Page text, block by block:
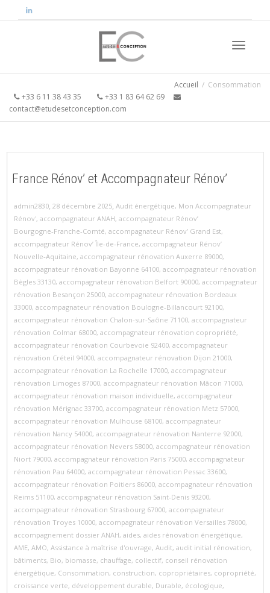
Accueil
Consommation
+33 6 11 38 43 35
+33 1 83 64 62 69
contact@etudesetconception.com
France Rénov’ et Accompagnateur Rénov’
admin2830, 28 décembre 2025, Audit énergétique, Mon Accompagnateur
Rénov', accompagnateur ANAH, accompagnateur Rénov’
Bourgogne‑Franche‑Comté, accompagnateur Rénov’ Grand Est,
accompagnateur Rénov’ Île‑de‑France, accompagnateur Rénov’
Nouvelle‑Aquitaine, accompagnateur rénovation Auxerre 89000,
accompagnateur rénovation Bayonne 64100, accompagnateur rénovation
Bègles 33130, accompagnateur rénovation Belfort 90000, accompagnateur
rénovation Besançon 25000, accompagnateur rénovation Bordeaux
33000, accompagnateur rénovation Boulogne‑Billancourt 92100,
accompagnateur rénovation Chalon‑sur‑Saône 71100, accompagnateur
rénovation Colmar 68000, accompagnateur rénovation copropriété,
accompagnateur rénovation Courbevoie 92400, accompagnateur
rénovation Créteil 94000, accompagnateur rénovation Dijon 21000,
accompagnateur rénovation La Rochelle 17000, accompagnateur
rénovation Limoges 87000, accompagnateur rénovation Mâcon 71000,
accompagnateur rénovation maison individuelle, accompagnateur
rénovation Mérignac 33700, accompagnateur rénovation Metz 57000,
accompagnateur rénovation Mulhouse 68100, accompagnateur
rénovation Nancy 54000, accompagnateur rénovation Nanterre 92000,
accompagnateur rénovation Nevers 58000, accompagnateur rénovation
Niort 79000, accompagnateur rénovation Paris 75000, accompagnateur
rénovation Pau 64000, accompagnateur rénovation Pessac 33600,
accompagnateur rénovation Poitiers 86000, accompagnateur rénovation
Reims 51100, accompagnateur rénovation Saint‑Denis 93200,
accompagnateur rénovation Strasbourg 67000, accompagnateur
rénovation Troyes 10000, accompagnateur rénovation Versailles 78000,
accompagnement dossier ANAH, aides, aides rénovation énergétique,
AME, AMO, Assistance à maîtrise d'ouvrage, Audit, audit initial rénovation,
bâtiments, Bio, biomasse, chauffage, collectif, conseil rénovation
énergétique, Consommation, construction, copropriétaires, copropriété,
croissance verte, développement durable, Durable, écologique,